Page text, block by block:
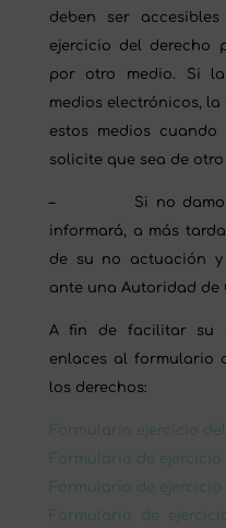
deben ser
ejercicio del derecho
por otro medio. Si
medios electrónicos,
estos medios
solicite que sea de otro
– Si no damos
informará, a más
de su no actuación
ante una Autoridad de
A fin de facilitar su
enlaces al formulario
los derechos:
Formulario ejercicio
Formulario de
Formulario de
Formulario de